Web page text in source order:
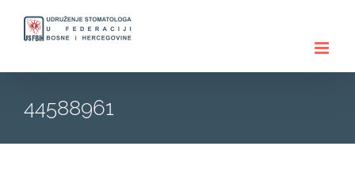
44588961